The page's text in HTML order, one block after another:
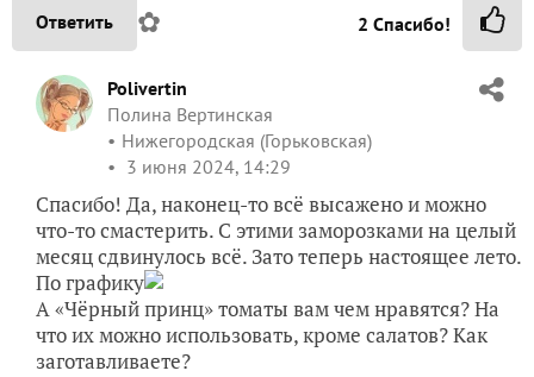
Ответить ✿ 2 Спасибо!
Polivertin
Полина Вертинская
Нижегородская (Горьковская)
3 июня 2024, 14:29
Спасибо! Да, наконец-то всё высажено и можно
что-то смастерить. С этими заморозками на целый
месяц сдвинулось всё. Зато теперь настоящее лето.
По графику
А «Чёрный принц» томаты вам чем нравятся? На
что их можно использовать, кроме салатов? Как
заготавливаете?